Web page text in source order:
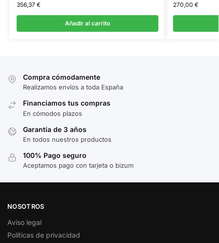
356,37 €
Añadir al carrito
270,00 €
Compra cómodamente
Realizamos envíos a toda España
Financiamos tus compras
En cómodos plazos
Garantía de 3 años
En todos nuestros productos
100% Pago seguro
Aceptamos pago con tarjeta o bizum
NOSOTROS
Aviso legal
Políticas de privacidad